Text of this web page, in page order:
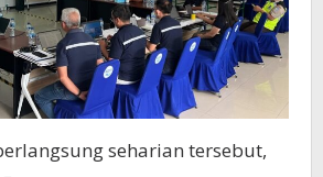
seharian tersebut,